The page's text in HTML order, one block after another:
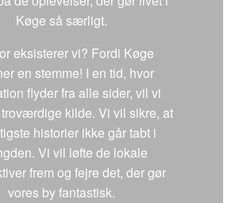
Køge så særligt.
eksisterer vi? Fordi Køge
en stemme! I en tid, hvor
flyder fra alle sider, vil vi
kilde. Vi vil sikre, at
historier ikke går tabt i
Vi vil løfte de lokale
frem og fejre det, der gør
vores by fantastisk.